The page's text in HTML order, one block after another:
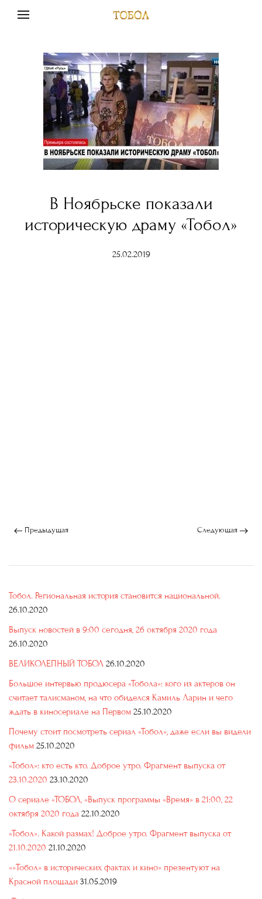
В Ноябрьске показали
историческую драму «Тобол»
25.02.2019
Предыдущая Следующая
Тобол. Региональная история становится национальной.
26.10.2020
Выпуск новостей в 9:00 сегодня, 26 октября 2020 года
26.10.2020
ВЕЛИКОЛЕПНЫЙ ТОБОЛ 26.10.2020
Большое интервью продюсера «Тобола»: кого из актеров он
считает талисманом, на что обиделся Камиль Ларин и чего
ждать в киносериале на Первом 25.10.2020
Почему стоит посмотреть сериал «Тобол», даже если вы видели
фильм 25.10.2020
«Тобол»: кто есть кто. Доброе утро. Фрагмент выпуска от
23.10.2020 23.10.2020
О сериале «ТОБОЛ, «Выпуск программы «Время» в 21:00, 22
октября 2020 года 22.10.2020
«Тобол». Какой размах! Доброе утро. Фрагмент выпуска от
21.10.2020 21.10.2020
«»Тобол» в исторических фактах и кино» презентуют на
Красной площади 31.05.2019